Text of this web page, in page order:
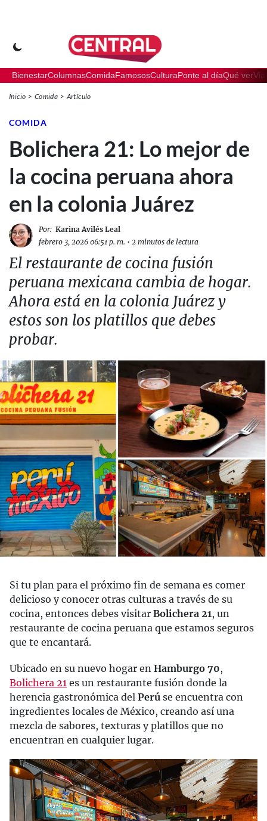
BienestarColumnasComidaFamososCulturaPonte al díaQué ver
Inicio Comida Artículo
COMIDA
Bolichera 21: Lo mejor de
la cocina peruana ahora
en la colonia Juárez
Por: Karina Avilés Leal
febrero 3, 2026 06:51 p. m. • 2 minutos de lectura
El restaurante de cocina fusión
peruana mexicana cambia de hogar.
Ahora está en la colonia Juárez y
estos son los platillos que debes
probar.
Si tu plan para el próximo fin de semana es comer
delicioso y conocer otras culturas a través de su
cocina, entonces debes visitar Bolichera 21, un
restaurante de cocina peruana que estamos seguros
que te encantará.
Ubicado en su nuevo hogar en Hamburgo 70,
Bolichera 21 es un restaurante fusión donde la
herencia gastronómica del Perú se encuentra con
ingredientes locales de México, creando así una
mezcla de sabores, texturas y platillos que no
encuentran en cualquier lugar.